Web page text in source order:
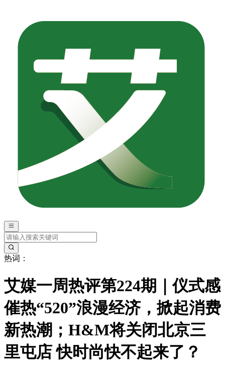
热词：
艾媒一周热评第224期｜仪式感
催热“520”浪漫经济，掀起消费
新热潮；H&M将关闭北京三
里屯店 快时尚快不起来了？